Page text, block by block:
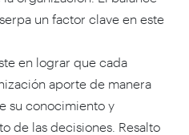
un factor clave en este
en lograr que cada
aporte de manera
su conocimiento y
de las decisiones. Resalto